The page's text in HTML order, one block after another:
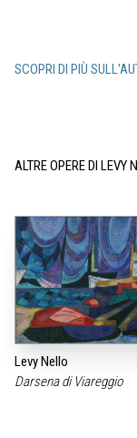
SCOPRI DI PIÙ
ALTRE OPERE DI LEVY
Levy Nello
Darsena di Viareggio